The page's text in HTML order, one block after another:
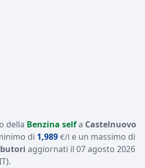
della Benzina selfa Castelnuovo
di 1,989 €/l e un massimo di
aggiornati il 07 agosto 2026
.